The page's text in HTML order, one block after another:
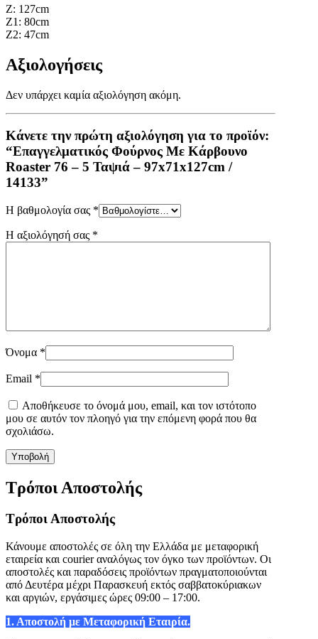
Z: 127cm
Z1: 80cm
Z2: 47cm
Αξιολογήσεις
Δεν υπάρχει καμία αξιολόγηση ακόμη.
Κάνετε την πρώτη αξιολόγηση για το προϊόν:
“Επαγγελματικός Φούρνος Mε Kάρβουνο
Roaster 76 – 5 Ταψιά – 97x71x127cm /
14133”
Η βαθμολογία σας *
Η αξιολόγησή σας *
Όνομα *
Email *
Αποθήκευσε το όνομά μου, email, και τον ιστότοπο
μου σε αυτόν τον πλοηγό για την επόμενη φορά που θα
σχολιάσω.
Τρόποι Αποστολής
Τρόποι Αποστολής
Κάνουμε αποστολές σε όλη την Ελλάδα με μεταφορική
εταιρεία και courier αναλόγως τον όγκο των προϊόντων. Οι
αποστολές και παραδόσεις προϊόντων πραγματοποιούνται
από Δευτέρα μέχρι Παρασκευή εκτός σαββατοκύριακων
και αργιών, εργάσιμες ώρες 09:00 – 17:00.
1. Αποστολή με Μεταφορική Εταιρία.